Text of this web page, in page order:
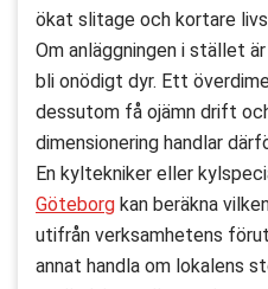
ökat slitage och kortare
Om anläggningen i stället
bli onödigt dyr. Ett
dessutom få ojämn drift
dimensionering handlar
En kyltekniker eller
Göteborg kan beräkna
utifrån verksamhetens
annat handla om lokalens